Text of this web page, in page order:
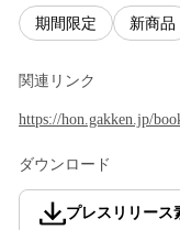
期間限定 新商品
関連リンク
https://hon.gakken.jp/
ダウンロード
プレスリリース